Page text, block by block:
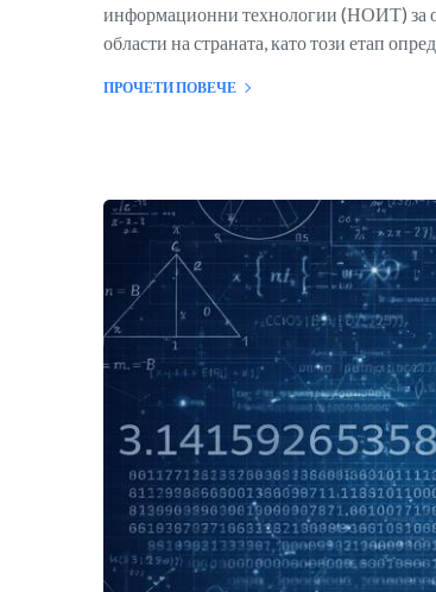
информационни технологии (НОИТ) за
области на страната, като този етап
ПРОЧЕТИ ПОВЕЧЕ